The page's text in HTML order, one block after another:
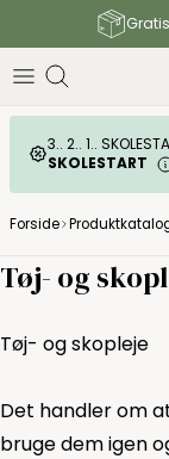
3.. 2.. 1..
SKOLESTART
Forside
Tøj- og
Tøj- og skopleje
Det handler om
bruge dem igen